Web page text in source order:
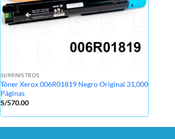
SUMINISTROS
Tóner Xerox 006R01819 Negro Original 31,000
Páginas
S/570.00